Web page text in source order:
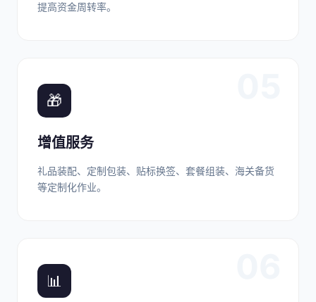
提高资金周转率。
🎁
增值服务
礼品装配、定制包装、贴标换签、套餐组装、海关备货
等定制化作业。
📊